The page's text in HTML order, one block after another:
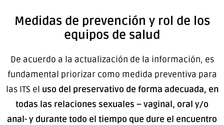
Medidas de prevención y rol de los
equipos de salud
De acuerdo a la actualización de la información, es
fundamental priorizar como medida preventiva para
las ITS el uso del preservativo de forma adecuada, en
todas las relaciones sexuales – vaginal, oral y/o
anal- y durante todo el tiempo que dure el encuentro